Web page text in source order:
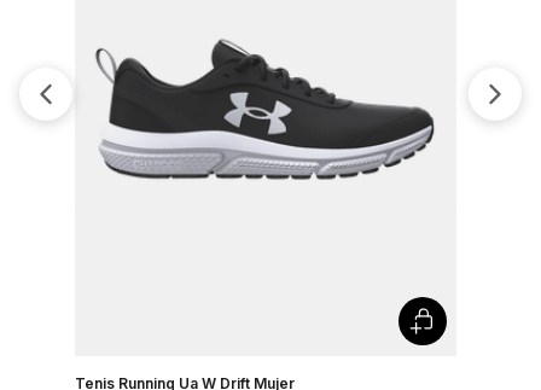
Tenis Running Ua W Drift Mujer